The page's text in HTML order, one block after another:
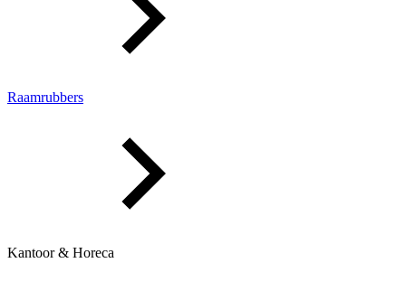
Raamrubbers
Kantoor & Horeca